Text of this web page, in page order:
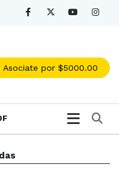
Asociate por $5000.00